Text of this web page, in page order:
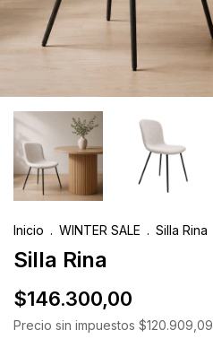
Inicio . WINTER SALE . Silla Rina
Silla Rina
$146.300,00
Precio sin impuestos $120.909,09